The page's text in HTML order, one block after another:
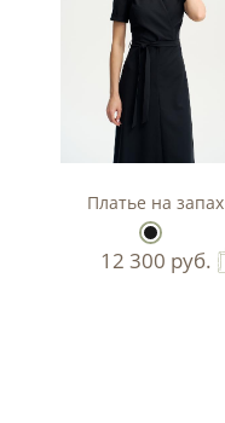
А-силуэтаПлатье на запах
12 300 руб.